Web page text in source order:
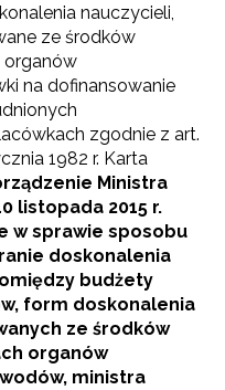
nauczycieli,
ze środków
organów
na dofinansowanie
zgodnie z art.
1982 r. Karta
Ministra
listopada 2015 r.
w sprawie sposobu
doskonalenia
budżety
form doskonalenia
ze środków
organów
ministra